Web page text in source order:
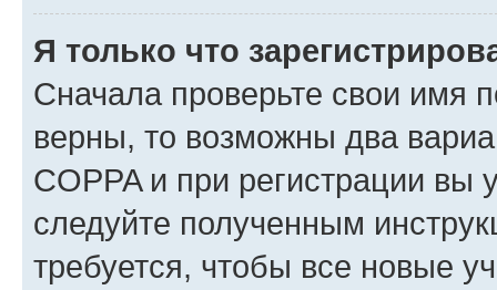
Я только что
Сначала проверьте свои имя
верны, то возможны два
COPPA и при регистрации вы
следуйте полученным
требуется, чтобы все новые